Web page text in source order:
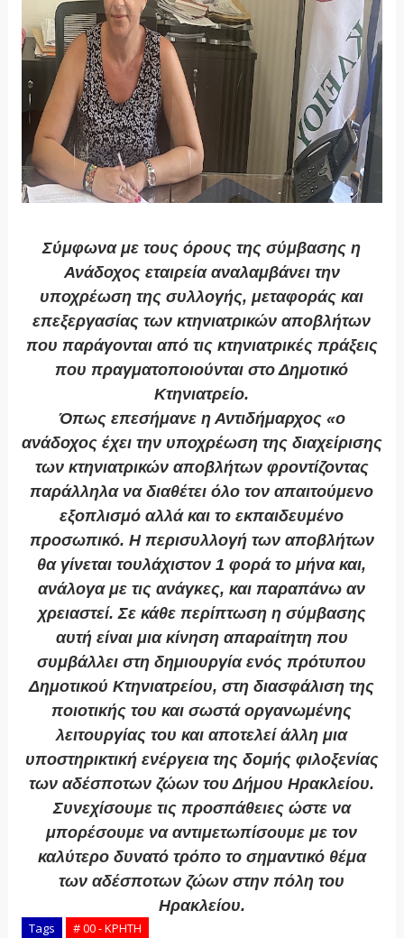
Σύμφωνα με τους όρους της σύμβασης η
Ανάδοχος εταιρεία αναλαμβάνει την
υποχρέωση της συλλογής, μεταφοράς και
επεξεργασίας των κτηνιατρικών αποβλήτων
που παράγονται από τις κτηνιατρικές πράξεις
που πραγματοποιούνται στο Δημοτικό
Κτηνιατρείο.
Όπως επεσήμανε η Αντιδήμαρχος «ο
ανάδοχος έχει την υποχρέωση της διαχείρισης
των κτηνιατρικών αποβλήτων φροντίζοντας
παράλληλα να διαθέτει όλο τον απαιτούμενο
εξοπλισμό αλλά και το εκπαιδευμένο
προσωπικό. Η περισυλλογή των αποβλήτων
θα γίνεται τουλάχιστον 1 φορά το μήνα και,
ανάλογα με τις ανάγκες, και παραπάνω αν
χρειαστεί. Σε κάθε περίπτωση η σύμβασης
αυτή είναι μια κίνηση απαραίτητη που
συμβάλλει στη δημιουργία ενός πρότυπου
Δημοτικού Κτηνιατρείου, στη διασφάλιση της
ποιοτικής του και σωστά οργανωμένης
λειτουργίας του και αποτελεί άλλη μια
υποστηρικτική ενέργεια της δομής φιλοξενίας
των αδέσποτων ζώων του Δήμου Ηρακλείου.
Συνεχίσουμε τις προσπάθειες ώστε να
μπορέσουμε να αντιμετωπίσουμε με τον
καλύτερο δυνατό τρόπο το σημαντικό θέμα
των αδέσποτων ζώων στην πόλη του
Ηρακλείου.
Tags # 00 - ΚΡΗΤΗ